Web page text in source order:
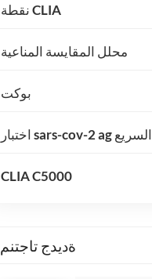
نقطة CLIA
محلل المقايسة المناعية
بوكت
اختبار sars-cov-2 ag السريع
CLIA C5000
ةديدج تاجتنم